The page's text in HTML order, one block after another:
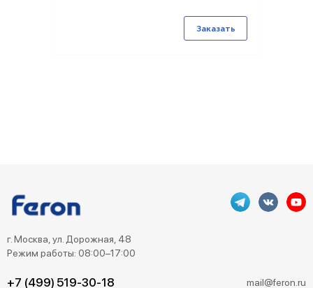
Заказать
г. Москва, ул. Дорожная, 48
Режим работы: 08:00–17:00
+7 (499) 519-30-18 mail@feron.ru